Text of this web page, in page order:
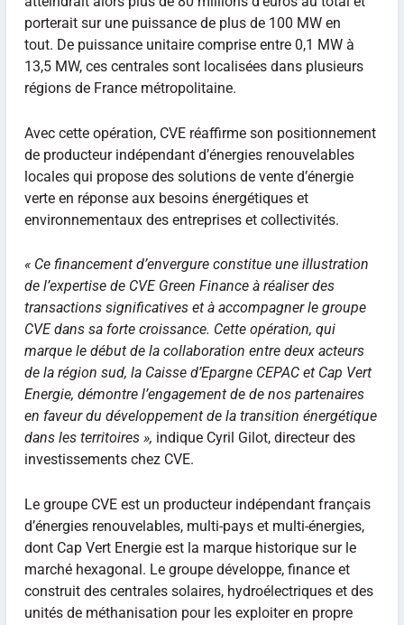
porterait sur une puissance de plus de 100 MW en
tout. De puissance unitaire comprise entre 0,1 MW à
13,5 MW, ces centrales sont localisées dans plusieurs
régions de France métropolitaine.
Avec cette opération, CVE réaffirme son positionnement
de producteur indépendant d’énergies renouvelables
locales qui propose des solutions de vente d’énergie
verte en réponse aux besoins énergétiques et
environnementaux des entreprises et collectivités.
« Ce financement d’envergure constitue une illustration
de l’expertise de CVE Green Finance à réaliser des
transactions significatives et à accompagner le groupe
CVE dans sa forte croissance. Cette opération, qui
marque le début de la collaboration entre deux acteurs
de la région sud, la Caisse d’Epargne CEPAC et Cap Vert
Energie, démontre l’engagement de de nos partenaires
en faveur du développement de la transition énergétique
dans les territoires », indique Cyril Gilot, directeur des
investissements chez CVE.
Le groupe CVE est un producteur indépendant français
d’énergies renouvelables, multi-pays et multi-énergies,
dont Cap Vert Energie est la marque historique sur le
marché hexagonal. Le groupe développe, finance et
construit des centrales solaires, hydroélectriques et des
unités de méthanisation pour les exploiter en propre